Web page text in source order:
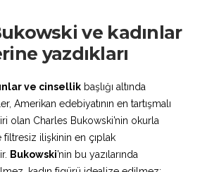
ve kadınlar
yazdıkları
ve cinsellik başlığı altında
Amerikan edebiyatının en tartışmalı
olan Charles Bukowski’nin okurla
filtresiz ilişkinin en çıplak
Bukowski’nin bu yazılarında